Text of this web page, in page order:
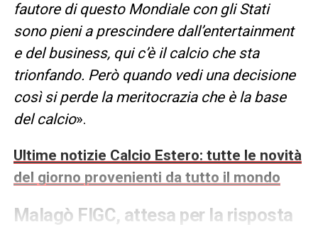
fautore di questo Mondiale con gli Stati
sono pieni a prescindere dall’entertainment
e del business, qui c’è il calcio che sta
trionfando. Però quando vedi una decisione
così si perde la meritocrazia che è la base
del calcio».
Ultime notizie Calcio Estero: tutte le novità
del giorno provenienti da tutto il mondo
Malagò FIGC, attesa per la risposta